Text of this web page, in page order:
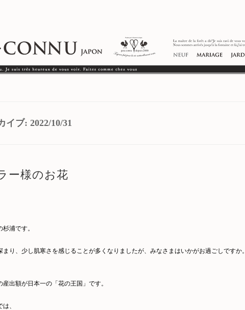
イブ: 2022/10/31
ー様のお花
浦です。
まり、少し肌寒さを感じることが多くなりましたが、みなさまはいかがお過ごしですか。
産出額が日本一の「花の王国」です。
、